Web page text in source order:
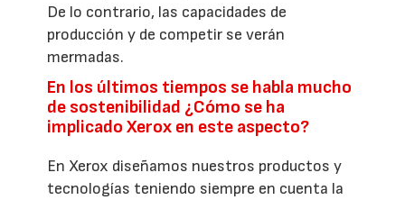
De lo contrario, las capacidades de
producción y de competir se verán
mermadas.
En los últimos tiempos se habla mucho
de sostenibilidad ¿Cómo se ha
implicado Xerox en este aspecto?
En Xerox diseñamos nuestros productos y
tecnologías teniendo siempre en cuenta la